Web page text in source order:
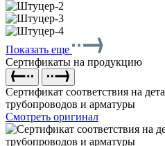
Показать еще
Сертификаты на продукцию
Сертификат соответствия на
трубопроводов и арматуры
Смотреть оригинал